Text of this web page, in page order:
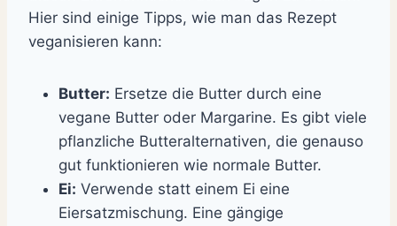
Hier sind einige Tipps, wie man das Rezept
veganisieren kann:
Butter: Ersetze die Butter durch eine
vegane Butter oder Margarine. Es gibt viele
pflanzliche Butteralternativen, die genauso
gut funktionieren wie normale Butter.
Ei: Verwende statt einem Ei eine
Eiersatzmischung. Eine gängige